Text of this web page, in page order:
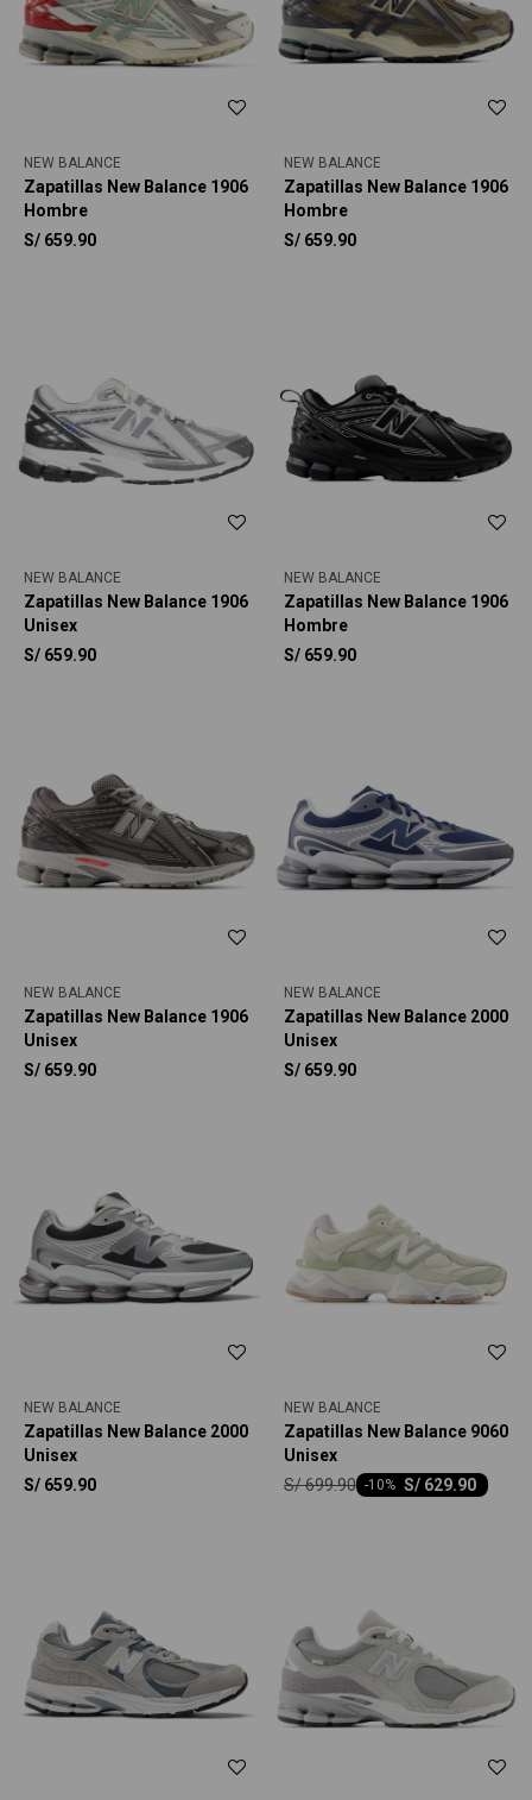
NEW BALANCE
Zapatillas New Balance 1906
Hombre
S/ 659.90
NEW BALANCE
Zapatillas New Balance 1906
Hombre
S/ 659.90
NEW BALANCE
Zapatillas New Balance 1906
Unisex
S/ 659.90
NEW BALANCE
Zapatillas New Balance 1906
Hombre
S/ 659.90
NEW BALANCE
Zapatillas New Balance 1906
Unisex
S/ 659.90
NEW BALANCE
Zapatillas New Balance 2000
Unisex
S/ 659.90
NEW BALANCE
Zapatillas New Balance 2000
Unisex
S/ 659.90
NEW BALANCE
Zapatillas New Balance 9060
Unisex
S/ 629.90
-10
S/699.90